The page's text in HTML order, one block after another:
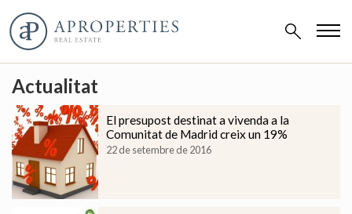
Actualitat
El presupost destinat a vivenda a la
Comunitat de Madrid creix un 19%
22 de setembre de 2016